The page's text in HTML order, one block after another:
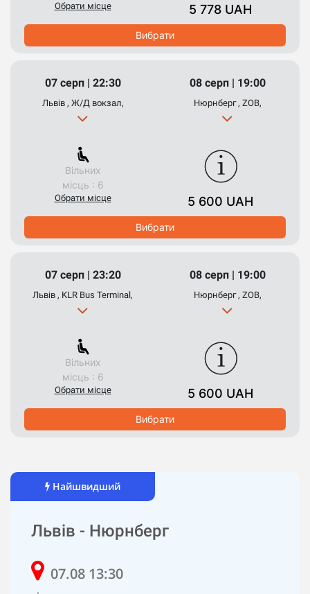
Обрати місце 5 778 UAH
Вибрати
07 серп | 22:30
Львів , Ж/Д вокзал,
08 серп | 19:00
Нюрнберг , ZOB,
Вільних
місць : 6
Обрати місце 5 600 UAH
Вибрати
07 серп | 23:20
Львів , KLR Bus Terminal,
08 серп | 19:00
Нюрнберг , ZOB,
Вільних
місць : 6
Обрати місце 5 600 UAH
Вибрати
Найшвидший
Львів - Нюрнберг
07.08 13:30